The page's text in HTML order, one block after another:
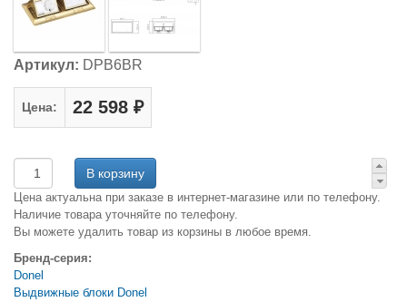
Артикул: DPB6BR
Цена: 22 598 ₽
Цена актуальна при заказе в интернет-магазине или по телефону.
Наличие товара уточняйте по телефону.
Вы можете удалить товар из корзины в любое время.
Бренд-серия:
Donel
Выдвижные блоки Donel